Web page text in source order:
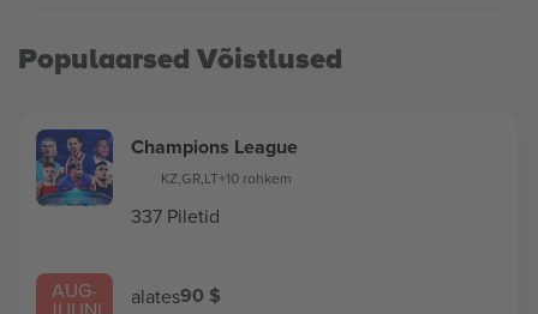
Populaarsed Võistlused
AUG-
Champions League
KZ,GR,LT+10 rohkem
337 Piletid
alates90 $